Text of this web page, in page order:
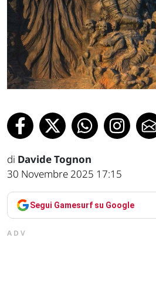
di Davide Tognon
30 Novembre 2025 17:15
Segui Gamesurf su Google
ADV